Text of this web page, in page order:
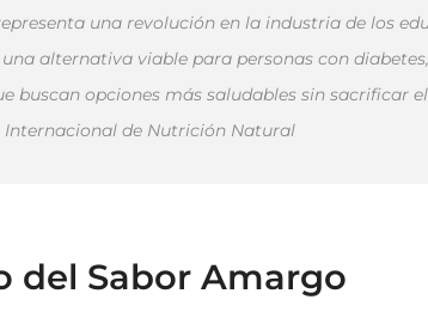
una revolución en la industria de los
alternativa viable para personas con
buscan opciones más saludables sin sacrificar
Internacional de Nutrición Natural
del Sabor Amargo